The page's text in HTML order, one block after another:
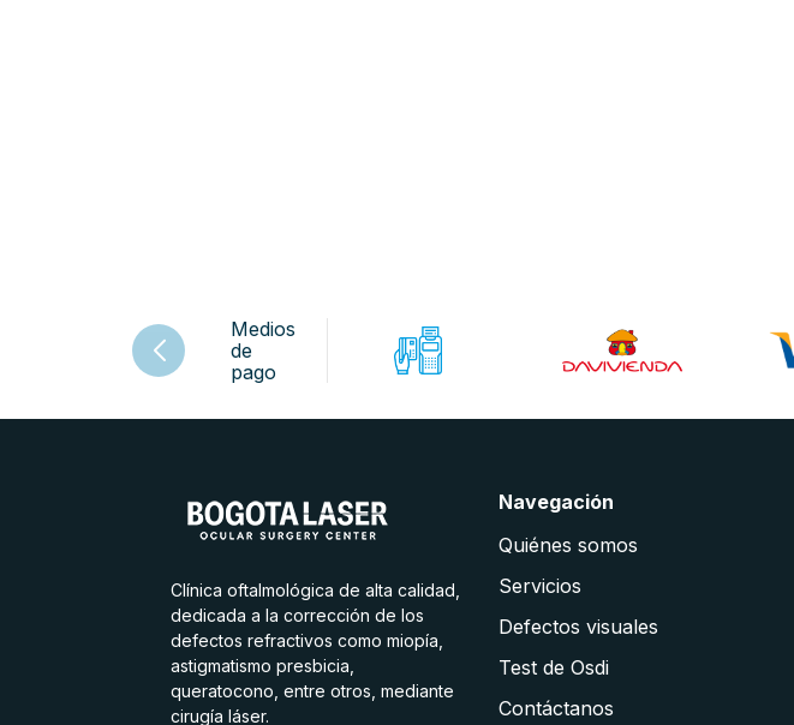
Medios
de
pago
Clínica oftalmológica de alta calidad,
dedicada a la corrección de los
defectos refractivos como miopía,
astigmatismo presbicia,
queratocono, entre otros, mediante
cirugía láser.
Navegación
Quiénes somos
Servicios
Defectos visuales
Test de Osdi
Contáctanos